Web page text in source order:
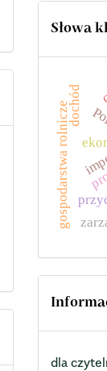
Słowa
dochód
gospodarstwa rolnicze
dla